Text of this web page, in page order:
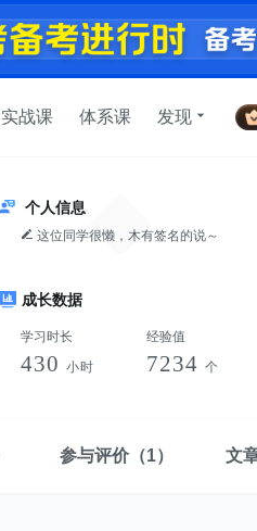
实战课 体系课 发现
个人信息
这位同学很懒，木有签名的说～
成长数据
学习时长
430 小时
经验值
7234 个
参与评价（1） 文